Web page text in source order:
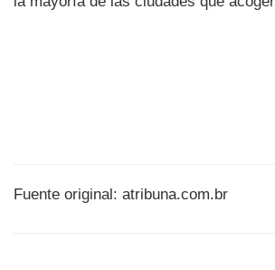
Fuente original: atribuna.com.br